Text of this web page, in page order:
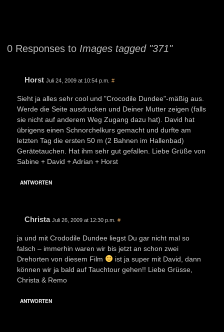
0 Responses to Images tagged "371"
Horst Juli 24, 2009 at 10:54 p.m. #
Sieht ja alles sehr cool und "Crocodile Dundee"-mäßig aus.
Werde die Seite ausdrucken und Deiner Mutter zeigen (falls
sie nicht auf anderem Weg Zugang dazu hat). David hat
übrigens einen Schnorchelkurs gemacht und durfte am
letzten Tag die ersten 50 m (2 Bahnen im Hallenbad)
Gerätetauchen. Hat ihm sehr gut gefallen. Liebe Grüße von
Sabine + David + Adrian + Horst
ANTWORTEN
Christa Juli 26, 2009 at 12:30 p.m. #
ja und mit Crododile Dundee liegst Du gar nicht mal so
falsch – immerhin waren wir bis jetzt an schon zwei
Drehorten von diesem Film
ist ja super mit David, dann
können wir ja bald auf Tauchtour gehen!! Liebe Grüsse,
Christa & Remo
ANTWORTEN